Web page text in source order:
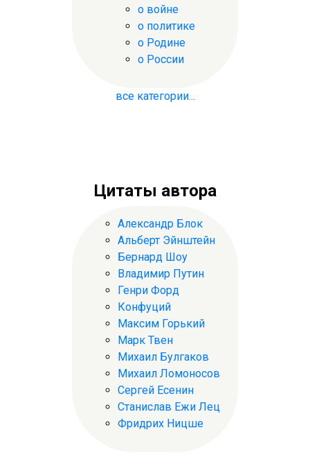
о войне
о политике
о Родине
о России
все категории...
Цитаты автора
Александр Блок
Альберт Эйнштейн
Бернард Шоу
Владимир Путин
Генри Форд
Конфуций
Максим Горький
Марк Твен
Михаил Булгаков
Михаил Ломоносов
Сергей Есенин
Станислав Ежи Лец
Фридрих Ницше